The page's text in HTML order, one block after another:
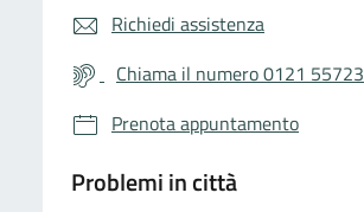
Richiedi assistenza
Chiama il numero 0121 55723
Prenota appuntamento
Problemi in città